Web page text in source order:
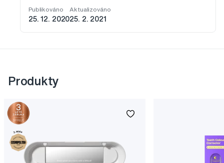
Publikováno
25. 12. 2020
Aktualizováno
25. 2. 2021
Produkty